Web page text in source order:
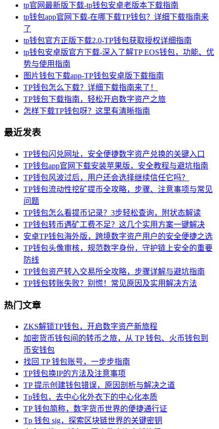
tp官网最新版下载-tp钱包安卓老版本下载指南
tp钱包app官网下载-在哪下载TP钱包？详细下载指南来
了
tp钱包官方正版下载2.0-TP钱包获取授权详细指南
tp钱包安卓版官方下载-深入了解TP EOS钱包，功能、优
势与使用指南
图片钱包下载app-TP钱包安卓版下载指南
TP钱包怎么下载？详细下载指南来了！
TP钱包下载指南，轻松开启数字资产之旅
怎样下载TP钱包呀？这里有清晰指南
最近发表
TP钱包闪兑网址，安全便捷数字资产兑换的关键入口
TP钱包app官网下载安装苹果版，安全教程与避坑指南
TP钱包风波过后，用户还会选择继续信任它吗？
TP钱包流动性挖矿提币全攻略，步骤、注意事项与常见
问题
TP钱包怎么看提币记录？3步轻松查询，附状态解读
TP钱包转币遇矿工费不足？这几个实用方案一键解决
安卓TP钱包海外版，跨境数字资产用户的安全便捷之选
TP钱包头像审核，规范数字身份，守护链上安全的重要
防线
TP钱包资产转入交易所全攻略，步骤详解与避坑指南
TP钱包转账失败？别慌！常见原因及实用解决方法
热门文章
ZKS解锁TP钱包，开启数字资产新旅程
加密货币钱包间的转币之旅，从 TP 钱包、火币钱包到
币安钱包
找回 TP 钱包账号，一步步指南
TP钱包换IP的方法及注意事项
TP 提示创建钱包错误，原因剖析与解决之道
Tp钱包，去中心化外衣下的中心化本质
TP 钱包简称，数字货币世界的便捷通行证
Tp 钱包 sig，探索区块链世界的关键密钥